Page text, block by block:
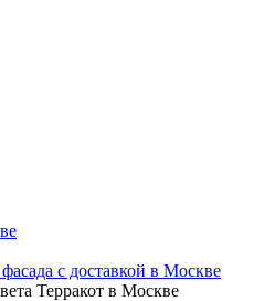
с доставкой в Москве
Терракот в Москве